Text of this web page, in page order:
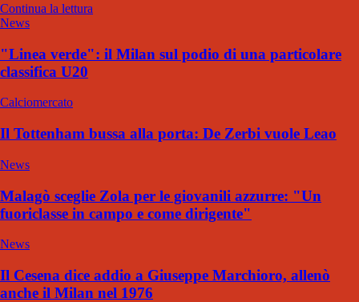
Continua la lettura
News
"Linea verde": il Milan sul podio di una particolare
classifica U20
Calciomercato
Il Tottenham bussa alla porta: De Zerbi vuole Leao
News
Malagò sceglie Zola per le giovanili azzurre: "Un
fuoriclasse in campo e come dirigente"
News
Il Cesena dice addio a Giuseppe Marchioro, allenò
anche il Milan nel 1976